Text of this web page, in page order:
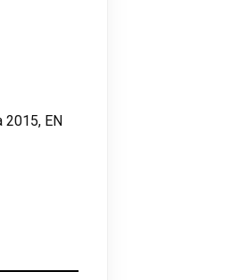
2015, EN